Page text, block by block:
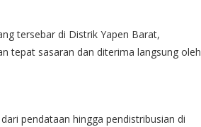
tersebar di Distrik Yapen Barat,
tepat sasaran dan diterima langsung oleh
pendataan hingga pendistribusian di